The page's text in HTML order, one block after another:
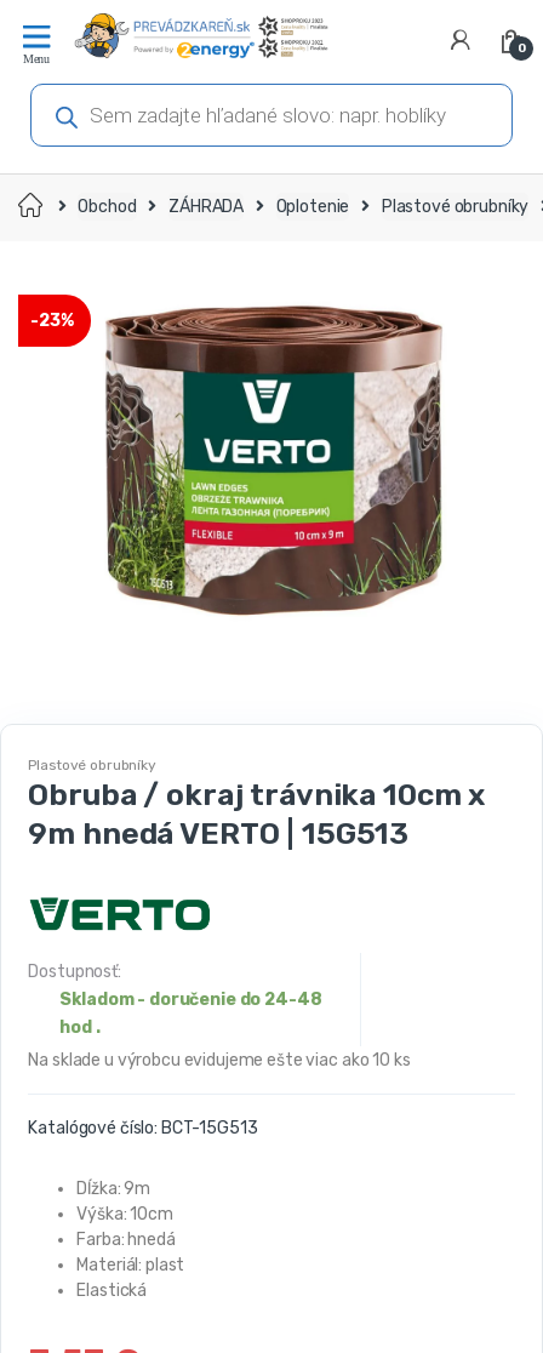
navigáciu
obsah
0
Products
search
Domov Obchod ZÁHRADA Oplotenie Plastové obrubníky
-23%
Plastové obrubníky
Obruba / okraj trávnika 10cm x
9m hnedá VERTO | 15G513
Dostupnosť:
Skladom - doručenie do 24-48
hod .
Na sklade u výrobcu evidujeme ešte viac ako 10 ks
Katalógové číslo: BCT-15G513
Dĺžka: 9m
Výška: 10cm
Farba: hnedá
Materiál: plast
Elastická